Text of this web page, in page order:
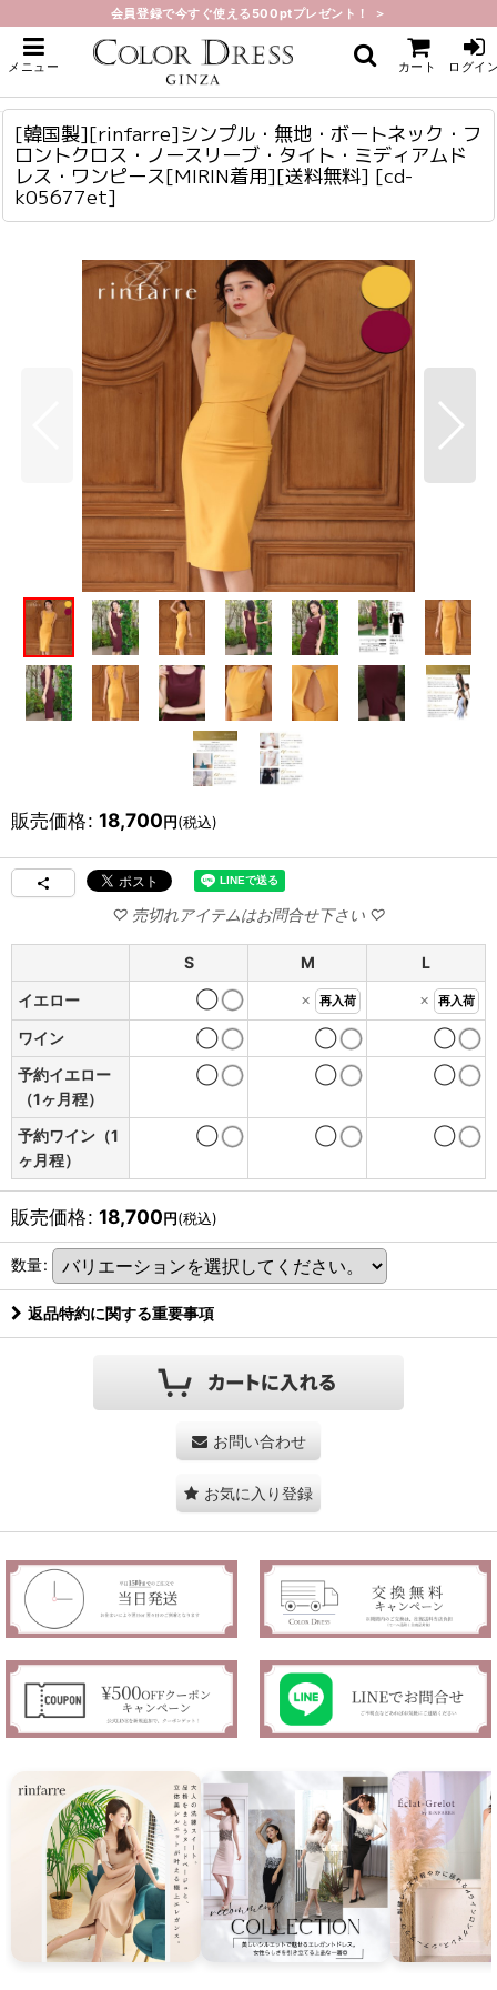
会員登録で今すぐ使える500ptプレゼント！ ＞
メニュー カート ログイ
ホーム > ミディアム
[韓国製][rinfarre]シンプル・無地・ボートネック・フロントクロス・ノースリ
ーブ・タイト・ミディアムドレス・ワンピース[MIRIN着用][送料無料]
[韓国製][rinfarre]シンプル・無地・ボートネック・フ
ロントクロス・ノースリーブ・タイト・ミディアムド
レス・ワンピース[MIRIN着用][送料無料] [cd-
k05677et]
販売価格: 18,700円(税込)
S M
L
イエロー
◯ × 再入荷 × 再入荷
ワイン ◯ ◯
◯
予約イエロー
（1ヶ月程）
◯ ◯ ◯
予約ワイン（1
ヶ月程）
◯ ◯ ◯
販売価格: 18,700円(税込)
数量:
返品特約に関する重要事項
お問い合わせ
お気に入り登録